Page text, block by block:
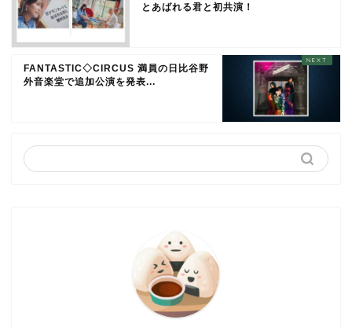
とあばれる君と初共演！
FANTASTIC◇CIRCUS 満員の日比谷野
外音楽堂で追加公演を発表...